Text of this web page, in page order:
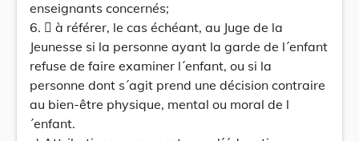
enseignants concernés;
6.  à référer, le cas échéant, au Juge de la
Jeunesse si la personne ayant la garde de l´enfant
refuse de faire examiner l´enfant, ou si la
personne dont s´agit prend une décision contraire
au bien-être physique, mental ou moral de l
´enfant.